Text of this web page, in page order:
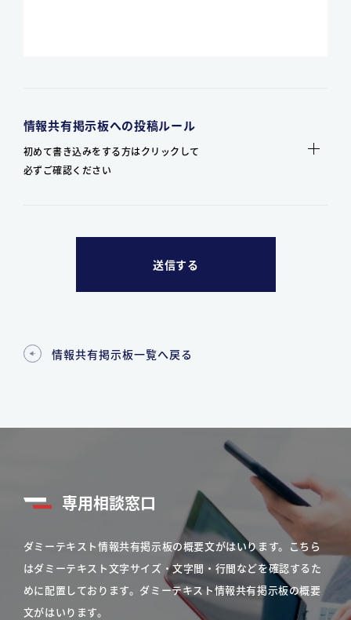
情報共有掲示板への投稿ルール
初めて書き込みをする方はクリックして
必ずご確認ください
情報共有掲示板一覧へ戻る
専用相談窓口
ダミーテキスト情報共有掲示板の概要文がはいります。こちら
はダミーテキスト文字サイズ・文字間・行間などを確認するた
めに配置しております。ダミーテキスト情報共有掲示板の概要
文がはいります。